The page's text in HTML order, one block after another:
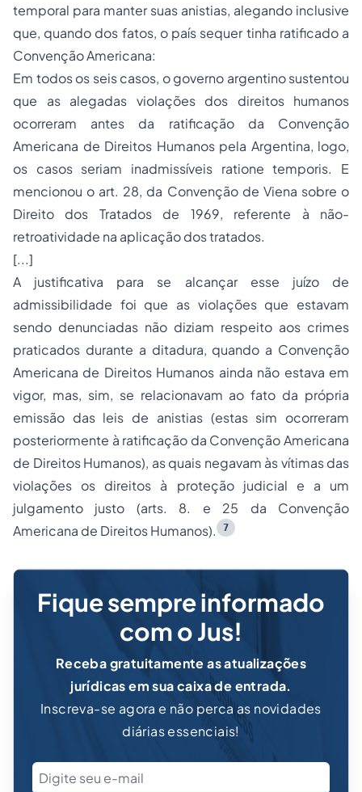
temporal para manter suas anistias, alegando inclusive
que, quando dos fatos, o país sequer tinha ratificado a
Convenção Americana:
Em todos os seis casos, o governo argentino sustentou
que as alegadas violações dos direitos humanos
ocorreram antes da ratificação da Convenção
Americana de Direitos Humanos pela Argentina, logo,
os casos seriam inadmissíveis ratione temporis. E
mencionou o art. 28, da Convenção de Viena sobre o
Direito dos Tratados de 1969, referente à não-
retroatividade na aplicação dos tratados.
[...]
A justificativa para se alcançar esse juízo de
admissibilidade foi que as violações que estavam
sendo denunciadas não diziam respeito aos crimes
praticados durante a ditadura, quando a Convenção
Americana de Direitos Humanos ainda não estava em
vigor, mas, sim, se relacionavam ao fato da própria
emissão das leis de anistias (estas sim ocorreram
posteriormente à ratificação da Convenção Americana
de Direitos Humanos), as quais negavam às vítimas das
violações os direitos à proteção judicial e a um
julgamento justo (arts. 8. e 25 da Convenção
Americana de Direitos Humanos).
7
Fique sempre informado
com o Jus!
Receba gratuitamente as atualizações
jurídicas em sua caixa de entrada.
Inscreva-se agora e não perca as novidades
diárias essenciais!